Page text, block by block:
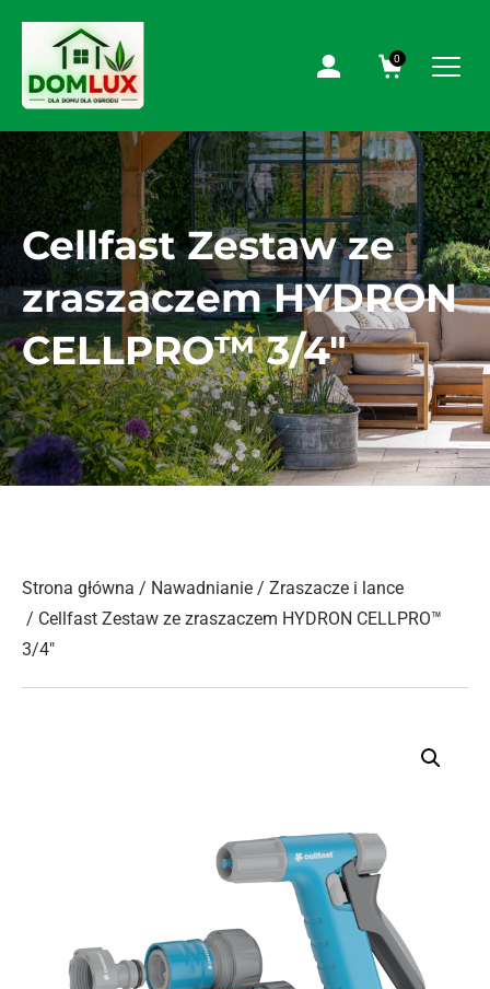
0
Cellfast Zestaw ze
zraszaczem HYDRON
CELLPRO™ 3/4″
Strona główna / Nawadnianie / Zraszacze i lance
/ Cellfast Zestaw ze zraszaczem HYDRON CELLPRO™
3/4″